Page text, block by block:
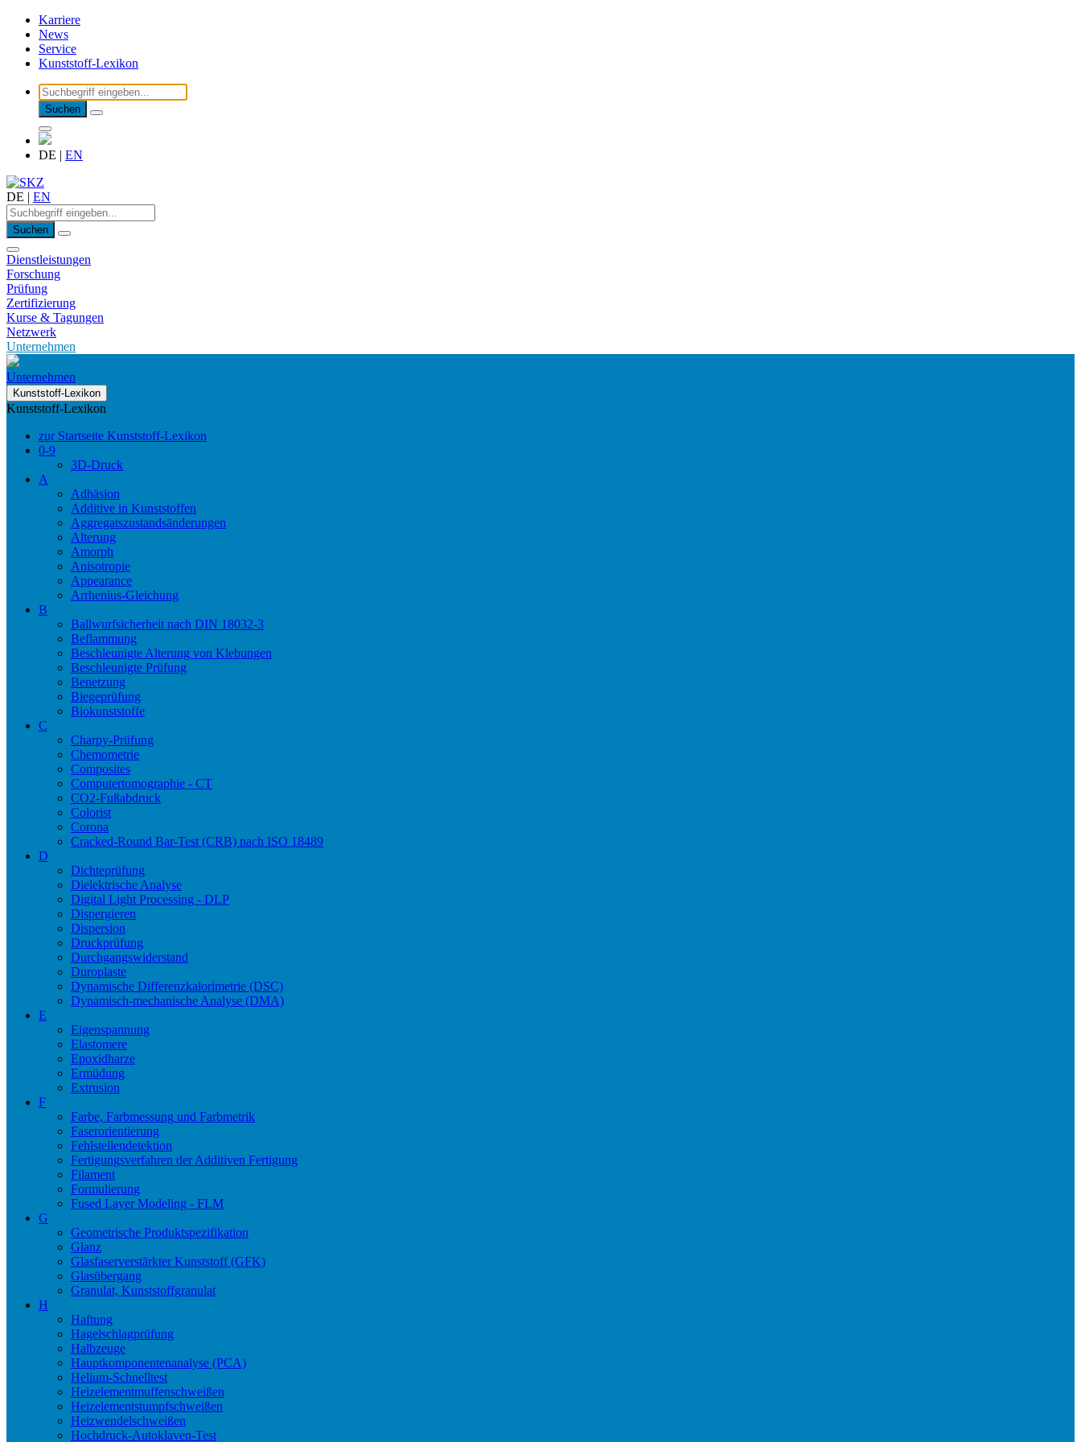
Karriere
News
Service
Kunststoff-Lexikon
Suchen
DE | EN
DE | EN
Suchen
Dienstleistungen
Forschung
Prüfung
Zertifizierung
Kurse & Tagungen
Netzwerk
Unternehmen
Unternehmen
Kunststoff-Lexikon
Kunststoff-Lexikon
zur Startseite Kunststoff-Lexikon
0-9
3D-Druck
A
Adhäsion
Additive in Kunststoffen
Aggregatszustandsänderungen
Alterung
Amorph
Anisotropie
Appearance
Arrhenius-Gleichung
B
Ballwurfsicherheit nach DIN 18032-3
Beflammung
Beschleunigte Alterung von Klebungen
Beschleunigte Prüfung
Benetzung
Biegeprüfung
Biokunststoffe
C
Charpy-Prüfung
Chemometrie
Composites
Computertomographie - CT
CO2-Fußabdruck
Colorist
Corona
Cracked-Round Bar-Test (CRB) nach ISO 18489
D
Dichteprüfung
Dielektrische Analyse
Digital Light Processing - DLP
Dispergieren
Dispersion
Druckprüfung
Durchgangswiderstand
Duroplaste
Dynamische Differenzkalorimetrie (DSC)
Dynamisch-mechanische Analyse (DMA)
E
Eigenspannung
Elastomere
Epoxidharze
Ermüdung
Extrusion
F
Farbe, Farbmessung und Farbmetrik
Faserorientierung
Fehlstellendetektion
Fertigungsverfahren der Additiven Fertigung
Filament
Formulierung
Fused Layer Modeling - FLM
G
Geometrische Produktspezifikation
Glanz
Glasfaserverstärkter Kunststoff (GFK)
Glasübergang
Granulat, Kunststoffgranulat
H
Haftung
Hagelschlagprüfung
Halbzeuge
Hauptkomponentenanalyse (PCA)
Helium-Schnelltest
Heizelementmuffenschweißen
Heizelementstumpfschweißen
Heizwendelschweißen
Hochdruck-Autoklaven-Test